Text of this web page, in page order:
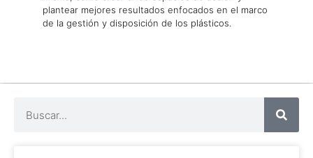
plantear mejores resultados enfocados en el marco
de la gestión y disposición de los plásticos.